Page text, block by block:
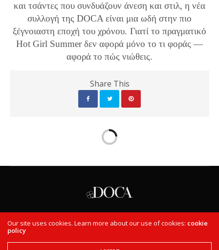
και τσάντες που συνδυάζουν άνεση και στιλ, η νέα
συλλογή της DOCA είναι μια ωδή στην πιο
ξέγνοιαστη εποχή του χρόνου. Γιατί το πραγματικό
Hot Girl Summer δεν αφορά μόνο το τι φοράς —
αφορά το πώς νιώθεις.
Share This
Copyright © DOCA Bags & Accessories 2017. All Rights Reserved.
Our site uses cookies. Learn more about our use of cookies: cookie
policy